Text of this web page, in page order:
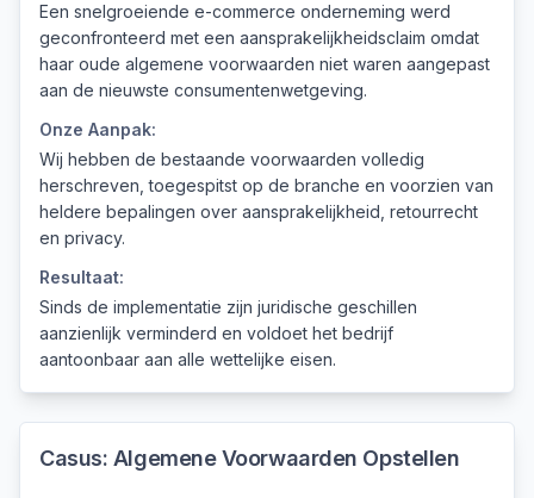
Een snelgroeiende e-commerce onderneming werd
geconfronteerd met een aansprakelijkheidsclaim omdat
haar oude algemene voorwaarden niet waren aangepast
aan de nieuwste consumentenwetgeving.
Onze Aanpak:
Wij hebben de bestaande voorwaarden volledig
herschreven, toegespitst op de branche en voorzien van
heldere bepalingen over aansprakelijkheid, retourrecht
en privacy.
Resultaat:
Sinds de implementatie zijn juridische geschillen
aanzienlijk verminderd en voldoet het bedrijf
aantoonbaar aan alle wettelijke eisen.
Casus: Algemene Voorwaarden Opstellen